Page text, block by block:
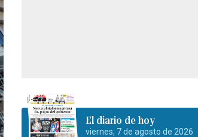
El diario de hoy
viernes, 7 de agosto de 2026